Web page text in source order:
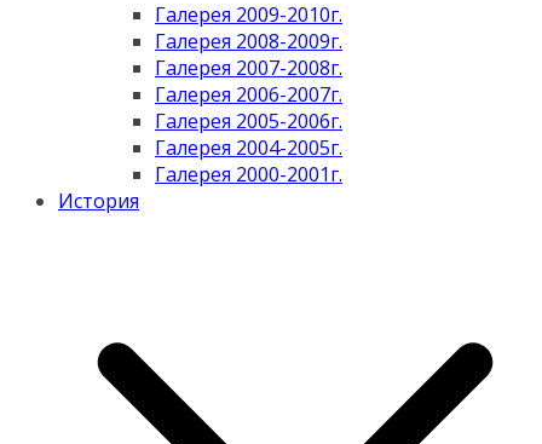
Галерея 2009-2010г.
Галерея 2008-2009г.
Галерея 2007-2008г.
Галерея 2006-2007г.
Галерея 2005-2006г.
Галерея 2004-2005г.
Галерея 2000-2001г.
История